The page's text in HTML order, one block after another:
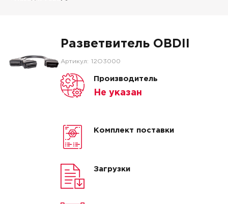
Разветвитель OBDII
Артикул: 12O3000
Производитель
Не указан
Комплект поставки
Загрузки